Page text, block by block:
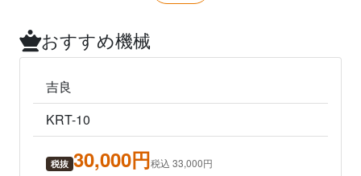
おすすめ機械
吉良
KRT-10
税抜 30,000円税込 33,000円